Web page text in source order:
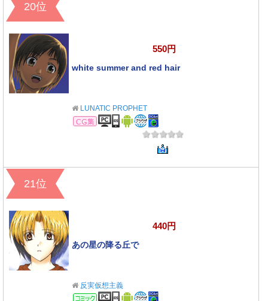
20位
550円
white summer and red hair
LUNATIC PROPHET
CG集
21位
440円
あの星の降る丘で
反実仮想主義
コミック